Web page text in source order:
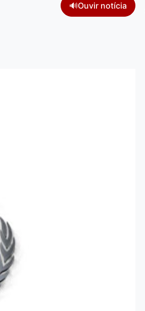
🔊Ouvir notícia